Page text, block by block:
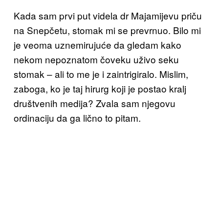
Kada sam prvi put videla dr Majamijevu priču
na Snepčetu, stomak mi se prevrnuo. Bilo mi
je veoma uznemirujuće da gledam kako
nekom nepoznatom čoveku uživo seku
stomak – ali to me je i zaintrigiralo. Mislim,
zaboga, ko je taj hirurg koji je postao kralj
društvenih medija? Zvala sam njegovu
ordinaciju da ga lično to pitam.